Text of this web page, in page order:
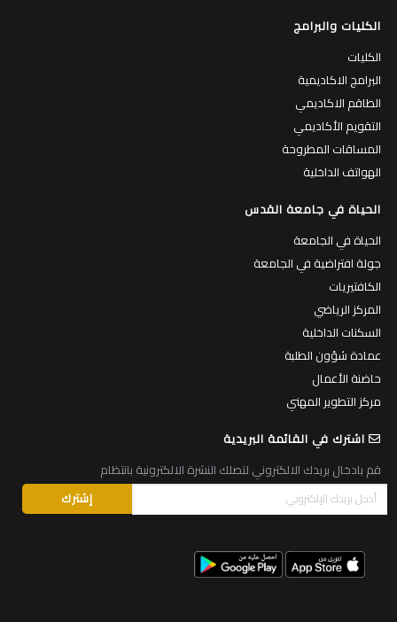
الكليات والبرامج
الكليات
البرامج الاكاديمية
الطاقم الاكاديمي
التقويم الأكاديمي
المساقات المطروحة
الهواتف الداخلية
الحياة في جامعة القدس
الحياة في الجامعة
جولة افتراضية في الجامعة
الكافتيريات
المركز الرياضي
السكنات الداخلية
عمادة شؤون الطلبة
حاضنة الأعمال
مركز التطوير المهني
اشترك في القائمة البريدية
قم بادخال بريدك الالكتروني لتصلك النشرة الالكترونية بانتظام